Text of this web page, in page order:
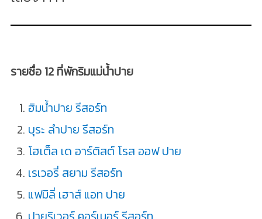
รายชื่อ 12 ที่พักริมแม่น้ำปาย
ฮิมน้ำปาย รีสอร์ท
บุระ ลำปาย รีสอร์ท
โฮเต็ล เด อาร์ติสต์ โรส ออฟ ปาย
เรเวอรี่ สยาม รีสอร์ท
แฟมิลี่ เฮาส์ แอท ปาย